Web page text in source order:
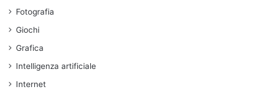
Fotografia
Giochi
Grafica
Intelligenza artificiale
Internet